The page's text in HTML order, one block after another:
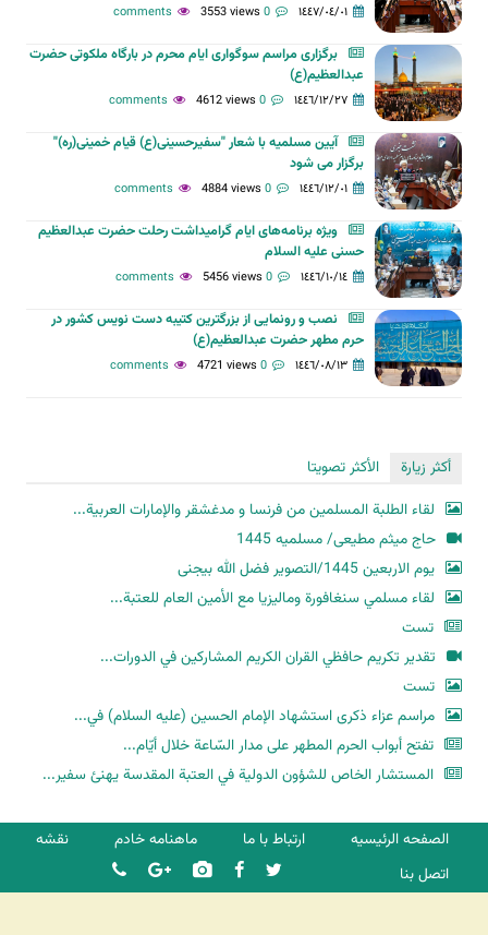
١٤٤٧/٠٤/٠١ 0 comments
3553 views
برگزاری مراسم سوگواری ایام محرم در بارگاه ملکوتی حضرت
عبدالعظیم(ع)
١٤٤٦/١٢/٢٧ 0 comments
4612 views
آیین مسلمیه با شعار "سفیرحسینی(ع) قیام خمینی(ره)"
برگزار می شود
١٤٤٦/١٢/٠١ 0 comments
4884 views
ویژه برنامه‌های ایام گرامیداشت رحلت حضرت عبدالعظیم
حسنی علیه السلام
١٤٤٦/١٠/١٤ 0 comments
5456 views
نصب و رونمایی از بزرگترین کتیبه دست نویس کشور در
حرم مطهر حضرت عبدالعظیم(ع)
١٤٤٦/٠٨/١٣ 0 comments
4721 views
أكثر زيارة
الأكثر تصويتا
لقاء الطلبة المسلمين من فرنسا و مدغشقر والإمارات العربية...
حاج میثم مطیعی/ مسلمیه 1445
یوم الاربعین 1445/التصویر فضل الله بیجنی
لقاء مسلمي سنغافورة وماليزيا مع الأمين العام للعتبة...
تست
تقدير تكريم حافظي القران الكريم المشاركين في الدورات...
تست
مراسم عزاء ذكرى استشهاد الإمام الحسين (عليه السلام) في...
تفتح أبواب الحرم المطهر على مدار السّاعة خلال أيّام...
المستشار الخاص للشؤون الدولية في العتبة المقدسة يهنئ سفير...
الصفحه الرئیسیه ارتباط با ما ماهنامه خادم
نقشه
اتصل بنا